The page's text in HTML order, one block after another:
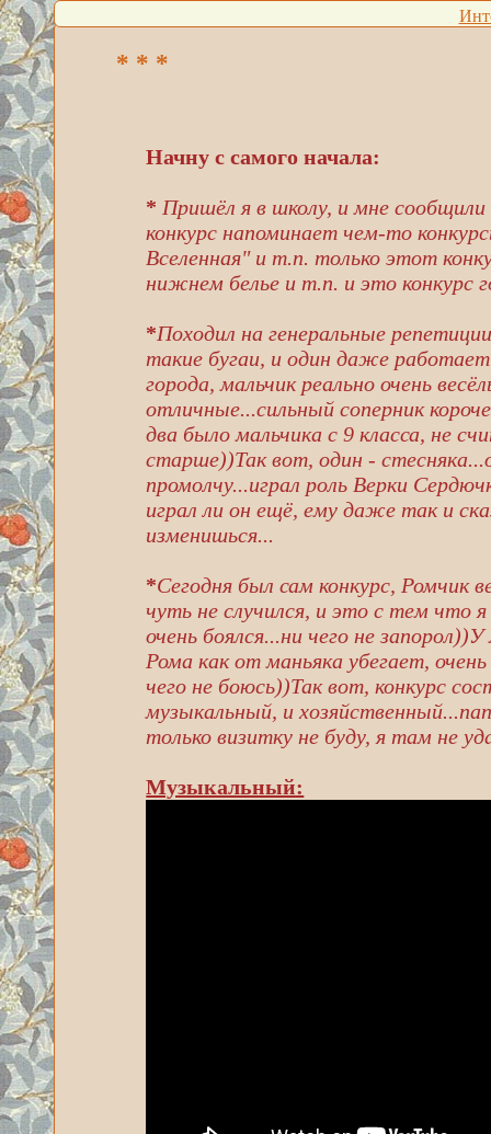
* * *
Начну с самого начала:
* Пришёл я в школу, и мне
конкурс напоминает чем-то
Вселенная" и т.п. только этот
нижнем белье и т.п. и это конкурс
*Походил на генеральные
такие бугаи, и один даже
города, мальчик реально очень
отличные...сильный соперник
два было мальчика с 9 класса, не
старше))Так вот, один -
промолчу...играл роль Верки
играл ли он ещё, ему даже так и
изменишься...
*Сегодня был сам конкурс, Ромчик
чуть не случился, и это с тем что
очень боялся...ни чего не
Рома как от маньяка убегает,
чего не боюсь))Так вот, конкурс
музыкальный, и
только визитку не буду, я там не
Музыкальный: